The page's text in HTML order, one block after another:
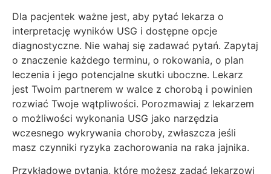
Dla pacjentek ważne jest, aby pytać lekarza o
interpretację wyników USG i dostępne opcje
diagnostyczne. Nie wahaj się zadawać pytań. Zapytaj
o znaczenie każdego terminu, o rokowania, o plan
leczenia i jego potencjalne skutki uboczne. Lekarz
jest Twoim partnerem w walce z chorobą i powinien
rozwiać Twoje wątpliwości. Porozmawiaj z lekarzem
o możliwości wykonania USG jako narzędzia
wczesnego wykrywania choroby, zwłaszcza jeśli
masz czynniki ryzyka zachorowania na raka jajnika.
Przykładowe pytania, które możesz zadać lekarzowi